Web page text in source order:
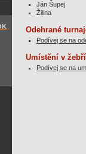
Ján Šupej
Žilina
Odehrané
Podívej se na
Umístění v
Podívej se na